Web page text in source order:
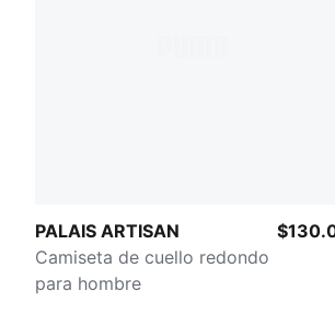
PALAIS ARTISAN
Camiseta de cuello redondo
para hombre